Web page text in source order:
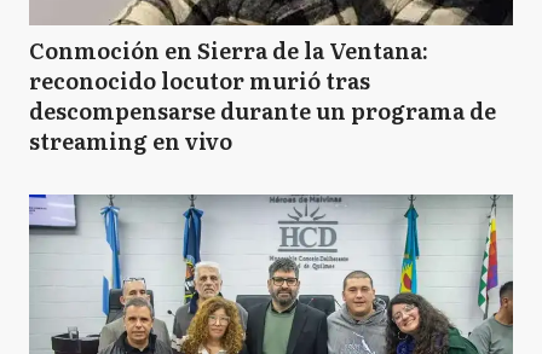
Conmoción en Sierra de la Ventana:
reconocido locutor murió tras
descompensarse durante un programa de
streaming en vivo